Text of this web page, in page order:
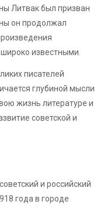
Литвак был призван
он продолжал
известными.
писателей
глубиной мысли
жизнь литературе и
советской и
и российский
года в городе